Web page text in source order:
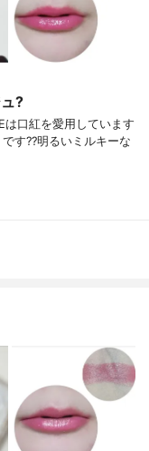
?
は口紅を愛用しています
す??明るいミルキーな